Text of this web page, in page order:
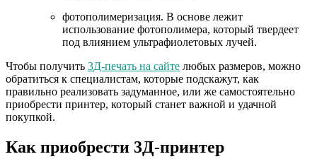
фотополимеризация. В основе лежит
использование фотополимера, который твердеет
под влиянием ультрафиолетовых лучей.
Чтобы получить 3Д-печать на сайте любых размеров, можно
обратиться к специалистам, которые подскажут, как
правильно реализовать задуманное, или же самостоятельно
приобрести принтер, который станет важной и удачной
покупкой.
Как приобрести 3Д-принтер